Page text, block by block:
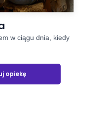
w ciągu dnia, kiedy
opiekę